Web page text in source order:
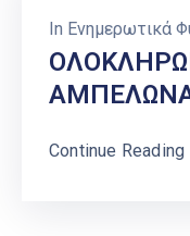
In Ενημερωτικά
Continue Reading